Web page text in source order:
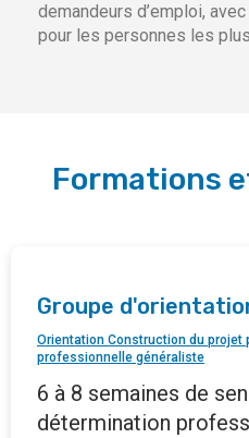
demandeurs d’emploi,
pour les personnes les
Formations
Groupe
Orientation Construction du projet
professionnelle généraliste
6 à 8 semaines de
détermination